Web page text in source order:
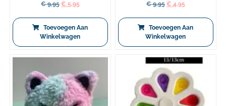
€9,95 € 5,95
Toevoegen Aan
Winkelwagen
€9,95 € 4,95
Toevoegen Aan
Winkelwagen